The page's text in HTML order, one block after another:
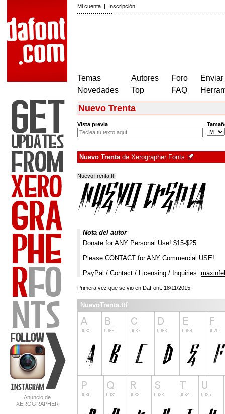
Mi cuenta | Inscripción
Temas
Novedades
Autores
Top
Foro
FAQ
Anuncio de
XEROGRAPHER
Nuevo Trenta
Vista previa
Nuevo Trentade Xerographer Fonts
NuevoTrenta.ttf
Nota del autor
Donate for ANY Personal Use! $15-$25
Please CONTACT for ANY Commercial USE!
PayPal / Contact / Licensing / Inquiries:
Primera vez que se vio en DaFont: 18/11/2015
NuevoTrenta.ttf